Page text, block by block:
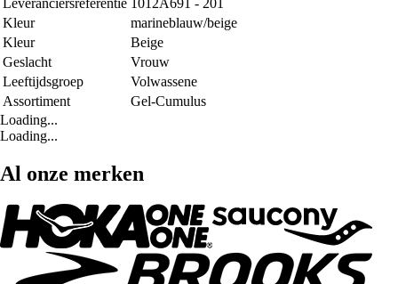
Leveranciersreferentie
1012A691 - 201
Kleur
marineblauw/beige
Kleur
Beige
Geslacht
Vrouw
Leeftijdsgroep
Volwassene
Assortiment
Gel-Cumulus
Loading...
Loading...
Al onze merken